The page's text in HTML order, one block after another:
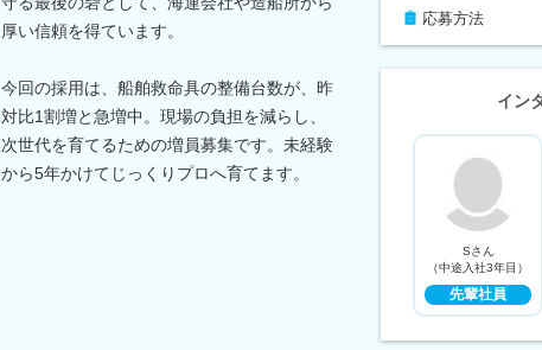
厚い信頼を得ています。
今回の採用は、船舶救命具の整備台数が、昨
対比1割増と急増中。現場の負担を減らし、
次世代を育てるための増員募集です。未経験
から5年かけてじっくりプロへ育てます。
応募方法
イン
Sさん
（中途入社3年目）
先輩社員